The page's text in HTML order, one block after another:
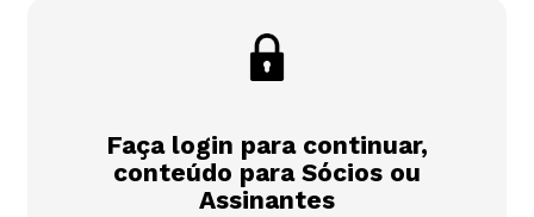
Faça login para continuar,
conteúdo para Sócios ou
Assinantes